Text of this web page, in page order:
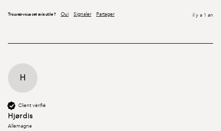
Trouvez-vous cet avis utile ? Oui Signaler Partager il y a 1 an
H
Client vérifié
Hjørdis
Allemagne